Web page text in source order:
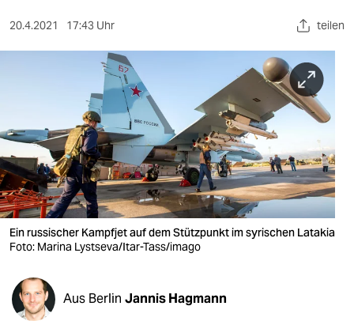
nord
wahrheit
verlag
verlag
veranstaltungen
shop
20.4.2021 17:43 Uhr teilen
Ein russischer Kampfjet auf dem Stützpunkt im syrischen Latakia
Foto: Marina Lystseva/Itar-Tass/imago
Aus Berlin Jannis Hagmann